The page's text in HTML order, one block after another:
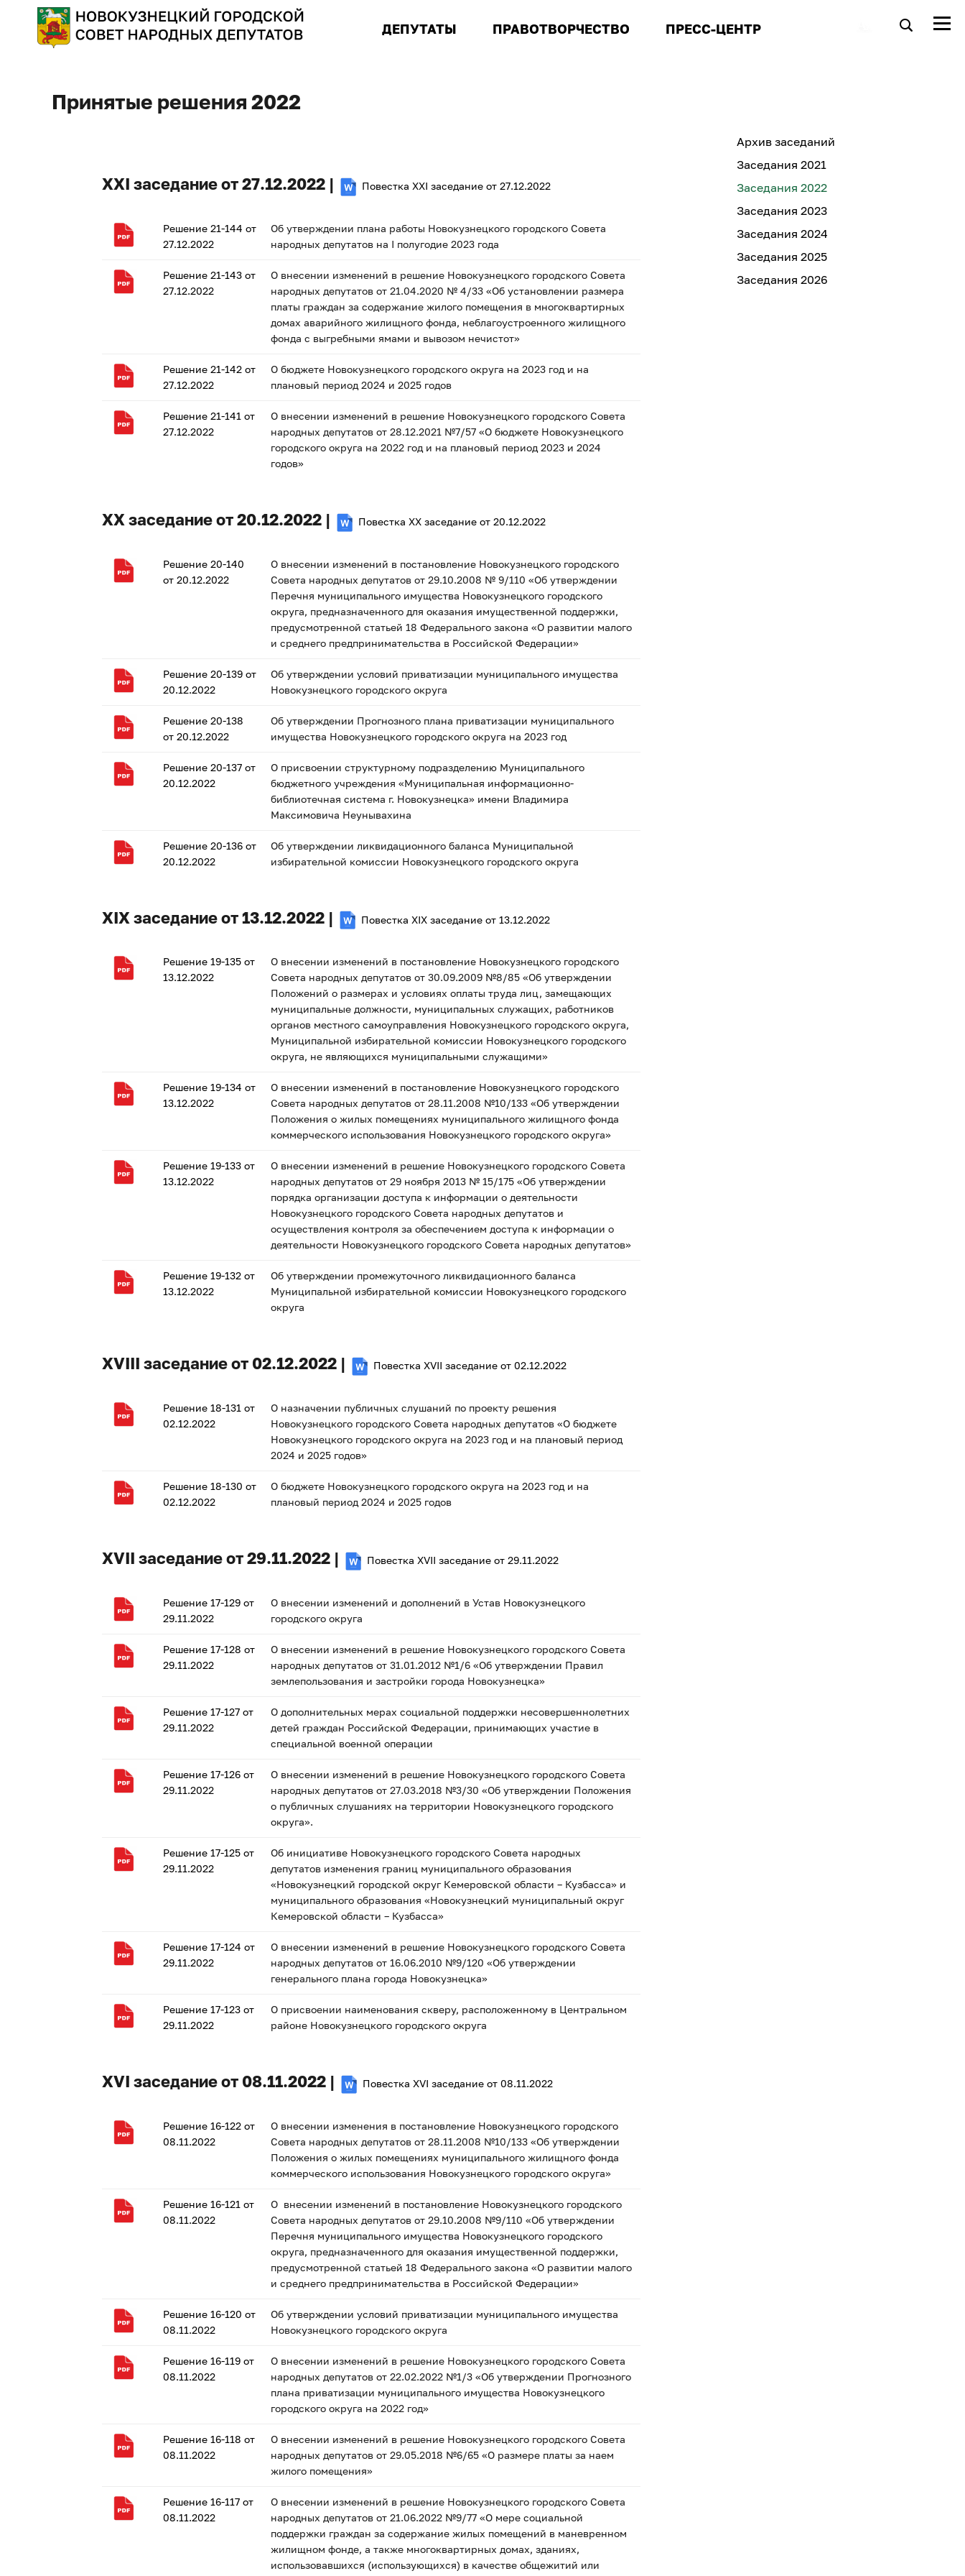
ДЕПУТАТЫ ПРАВОТВОРЧЕСТВО ПРЕСС-ЦЕНТР
Принятые решения 2022
XXI заседание от 27.12.2022 | Повестка XXI заседание от 27.12.2022
Решение 21-144 от
27.12.2022
Об утверждении плана работы Новокузнецкого городского Совета
народных депутатов на I полугодие 2023 года
Решение 21-143 от
27.12.2022
О внесении изменений в решение Новокузнецкого городского Совета
народных депутатов от 21.04.2020 № 4/33 «Об установлении размера
платы граждан за содержание жилого помещения в многоквартирных
домах аварийного жилищного фонда, неблагоустроенного жилищного
фонда с выгребными ямами и вывозом нечистот»
Решение 21-142 от
27.12.2022
О бюджете Новокузнецкого городского округа на 2023 год и на
плановый период 2024 и 2025 годов
Решение 21-141 от
27.12.2022
О внесении изменений в решение Новокузнецкого городского Совета
народных депутатов от 28.12.2021 №7/57 «О бюджете Новокузнецкого
городского округа на 2022 год и на плановый период 2023 и 2024
годов»
XX заседание от 20.12.2022 | Повестка XX заседание от 20.12.2022
Решение 20-140
от 20.12.2022
О внесении изменений в постановление Новокузнецкого городского
Совета народных депутатов от 29.10.2008 № 9/110 «Об утверждении
Перечня муниципального имущества Новокузнецкого городского
округа, предназначенного для оказания имущественной поддержки,
предусмотренной статьей 18 Федерального закона «О развитии малого
и среднего предпринимательства в Российской Федерации»
Решение 20-139 от
20.12.2022
Об утверждении условий приватизации муниципального имущества
Новокузнецкого городского округа
Решение 20-138
от 20.12.2022
Об утверждении Прогнозного плана приватизации муниципального
имущества Новокузнецкого городского округа на 2023 год
Решение 20-137 от
20.12.2022
О присвоении структурному подразделению Муниципального
бюджетного учреждения «Муниципальная информационно-
библиотечная система г. Новокузнецка» имени Владимира
Максимовича Неунывахина
Решение 20-136 от
20.12.2022
Об утверждении ликвидационного баланса Муниципальной
избирательной комиссии Новокузнецкого городского округа
XIX заседание от 13.12.2022 | Повестка XIX заседание от 13.12.2022
Решение 19-135 от
13.12.2022
О внесении изменений в постановление Новокузнецкого городского
Совета народных депутатов от 30.09.2009 №8/85 «Об утверждении
Положений о размерах и условиях оплаты труда лиц, замещающих
муниципальные должности, муниципальных служащих, работников
органов местного самоуправления Новокузнецкого городского округа,
Муниципальной избирательной комиссии Новокузнецкого городского
округа, не являющихся муниципальными служащими»
Решение 19-134 от
13.12.2022
О внесении изменений в постановление Новокузнецкого городского
Совета народных депутатов от 28.11.2008 №10/133 «Об утверждении
Положения о жилых помещениях муниципального жилищного фонда
коммерческого использования Новокузнецкого городского округа»
Решение 19-133 от
13.12.2022
О внесении изменений в решение Новокузнецкого городского Совета
народных депутатов от 29 ноября 2013 № 15/175 «Об утверждении
порядка организации доступа к информации о деятельности
Новокузнецкого городского Совета народных депутатов и
осуществления контроля за обеспечением доступа к информации о
деятельности Новокузнецкого городского Совета народных депутатов»
Решение 19-132 от
13.12.2022
Об утверждении промежуточного ликвидационного баланса
Муниципальной избирательной комиссии Новокузнецкого городского
округа
XVIII заседание от 02.12.2022 | Повестка XVII заседание от 02.12.2022
Решение 18-131 от
02.12.2022
О назначении публичных слушаний по проекту решения
Новокузнецкого городского Совета народных депутатов «О бюджете
Новокузнецкого городского округа на 2023 год и на плановый период
2024 и 2025 годов»
Решение 18-130 от
02.12.2022
О бюджете Новокузнецкого городского округа на 2023 год и на
плановый период 2024 и 2025 годов
XVII заседание от 29.11.2022 | Повестка XVII заседание от 29.11.2022
Решение 17-129 от
29.11.2022
О внесении изменений и дополнений в Устав Новокузнецкого
городского округа
Решение 17-128 от
29.11.2022
О внесении изменений в решение Новокузнецкого городского Совета
народных депутатов от 31.01.2012 №1/6 «Об утверждении Правил
землепользования и застройки города Новокузнецка»
Решение 17-127 от
29.11.2022
О дополнительных мерах социальной поддержки несовершеннолетних
детей граждан Российской Федерации, принимающих участие в
специальной военной операции
Решение 17-126 от
29.11.2022
О внесении изменений в решение Новокузнецкого городского Совета
народных депутатов от 27.03.2018 №3/30 «Об утверждении Положения
о публичных слушаниях на территории Новокузнецкого городского
округа».
Решение 17-125 от
29.11.2022
Об инициативе Новокузнецкого городского Совета народных
депутатов изменения границ муниципального образования
«Новокузнецкий городской округ Кемеровской области – Кузбасса» и
муниципального образования «Новокузнецкий муниципальный округ
Кемеровской области – Кузбасса»
Решение 17-124 от
29.11.2022
О внесении изменений в решение Новокузнецкого городского Совета
народных депутатов от 16.06.2010 №9/120 «Об утверждении
генерального плана города Новокузнецка»
Решение 17-123 от
29.11.2022
О присвоении наименования скверу, расположенному в Центральном
районе Новокузнецкого городского округа
XVI заседание от 08.11.2022 | Повестка XVI заседание от 08.11.2022
Решение 16-122 от
08.11.2022
О внесении изменения в постановление Новокузнецкого городского
Совета народных депутатов от 28.11.2008 №10/133 «Об утверждении
Положения о жилых помещениях муниципального жилищного фонда
коммерческого использования Новокузнецкого городского округа»
Решение 16-121 от
08.11.2022
О внесении изменений в постановление Новокузнецкого городского
Совета народных депутатов от 29.10.2008 №9/110 «Об утверждении
Перечня муниципального имущества Новокузнецкого городского
округа, предназначенного для оказания имущественной поддержки,
предусмотренной статьей 18 Федерального закона «О развитии малого
и среднего предпринимательства в Российской Федерации»
Решение 16-120 от
08.11.2022
Об утверждении условий приватизации муниципального имущества
Новокузнецкого городского округа
Решение 16-119 от
08.11.2022
О внесении изменений в решение Новокузнецкого городского Совета
народных депутатов от 22.02.2022 №1/3 «Об утверждении Прогнозного
плана приватизации муниципального имущества Новокузнецкого
городского округа на 2022 год»
Решение 16-118 от
08.11.2022
О внесении изменений в решение Новокузнецкого городского Совета
народных депутатов от 29.05.2018 №6/65 «О размере платы за наем
жилого помещения»
Решение 16-117 от
08.11.2022
О внесении изменений в решение Новокузнецкого городского Совета
народных депутатов от 21.06.2022 №9/77 «О мере социальной
поддержки граждан за содержание жилых помещений в маневренном
жилищном фонде, а также многоквартирных домах, зданиях,
использовавшихся (использующихся) в качестве общежитий или
Архив заседаний
Заседания 2021
Заседания 2022
Заседания 2023
Заседания 2024
Заседания 2025
Заседания 2026